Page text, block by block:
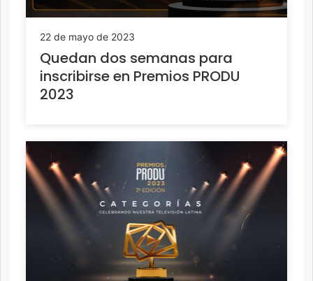
22 de mayo de 2023
Quedan dos semanas para
inscribirse en Premios PRODU
2023